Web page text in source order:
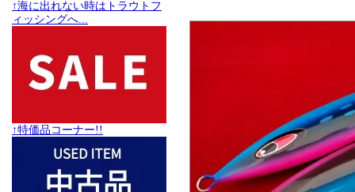
↑海に出れない時はトラウトフ
ィッシングへ...
↑特価品コーナー!!